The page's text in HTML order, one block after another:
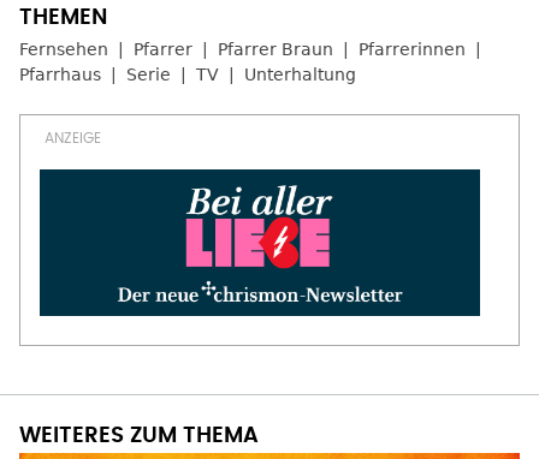
Fernsehen Pfarrer Pfarrer Braun
Pfarrerinnen
Pfarrhaus
Serie TV Unterhaltung
WEITERES ZUM THEMA